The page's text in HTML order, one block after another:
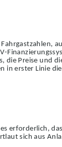
die Preise und
in erster Linie
erforderlich,
sich aus